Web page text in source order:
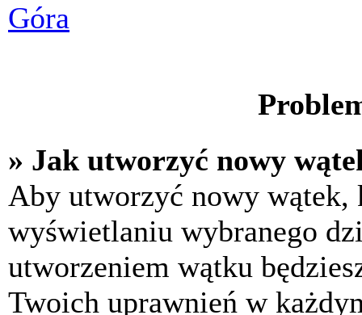
Góra
» Jak utworzyć nowy
Aby utworzyć nowy
wyświetlaniu wybranego
utworzeniem wątku
Twoich uprawnień w